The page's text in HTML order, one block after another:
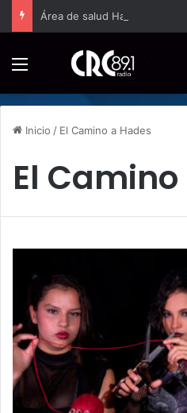
Inicio / El Camino a Hades
El